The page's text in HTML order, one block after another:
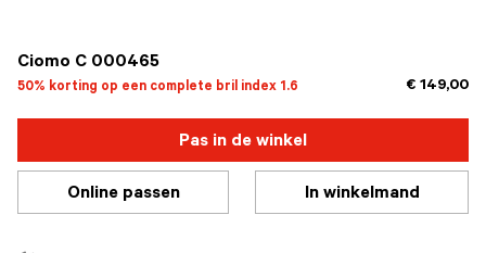
Ciomo C 000465
50% korting op een complete bril index 1.6 € 149,00
Pas in de winkel
Online passen In winkelmand